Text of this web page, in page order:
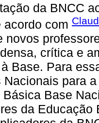
da BNCC
acordo com
novos
crítica e
Base. Para
Nacionais para
Base
da Educação